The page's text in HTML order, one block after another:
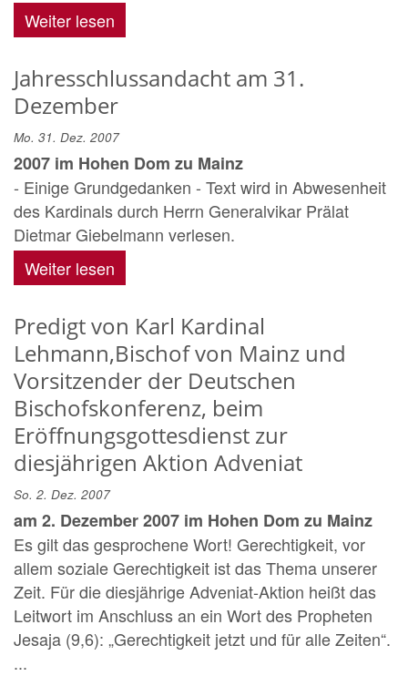
Weiter lesen
Jahresschlussandacht am 31.
Dezember
Mo. 31. Dez. 2007
2007 im Hohen Dom zu Mainz
- Einige Grundgedanken - Text wird in Abwesenheit
des Kardinals durch Herrn Generalvikar Prälat
Dietmar Giebelmann verlesen.
Weiter lesen
Predigt von Karl Kardinal
Lehmann,Bischof von Mainz und
Vorsitzender der Deutschen
Bischofskonferenz, beim
Eröffnungsgottesdienst zur
diesjährigen Aktion Adveniat
So. 2. Dez. 2007
am 2. Dezember 2007 im Hohen Dom zu Mainz
Es gilt das gesprochene Wort! Gerechtigkeit, vor
allem soziale Gerechtigkeit ist das Thema unserer
Zeit. Für die diesjährige Adveniat-Aktion heißt das
Leitwort im Anschluss an ein Wort des Propheten
Jesaja (9,6): „Gerechtigkeit jetzt und für alle Zeiten“.
...